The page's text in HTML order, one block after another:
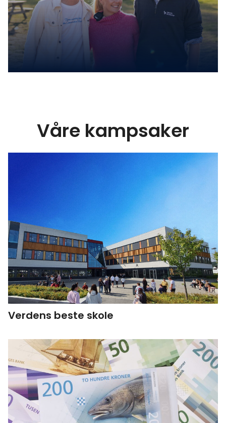
Våre kampsaker
Verdens beste skole